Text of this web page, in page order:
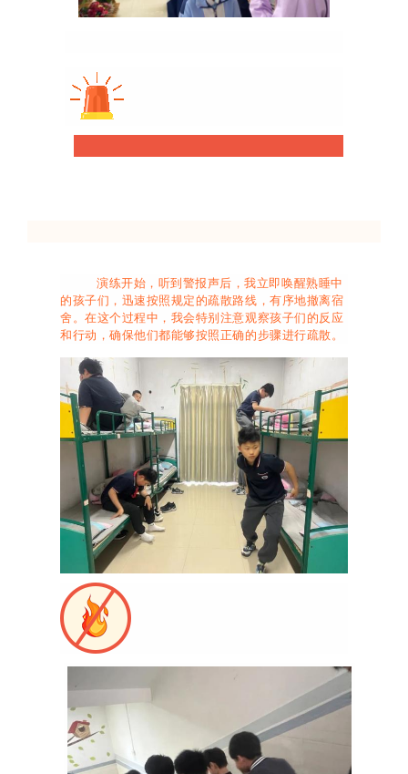
演练开始，听到警报声后，我立即唤醒熟睡中
的孩子们，迅速按照规定的疏散路线，有序地撤离宿
舍。在这个过程中，我会特别注意观察孩子们的反应
和行动，确保他们都能够按照正确的步骤进行疏散。